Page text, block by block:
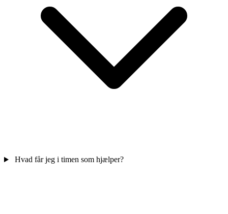
Hvad får jeg i timen som hjælper?